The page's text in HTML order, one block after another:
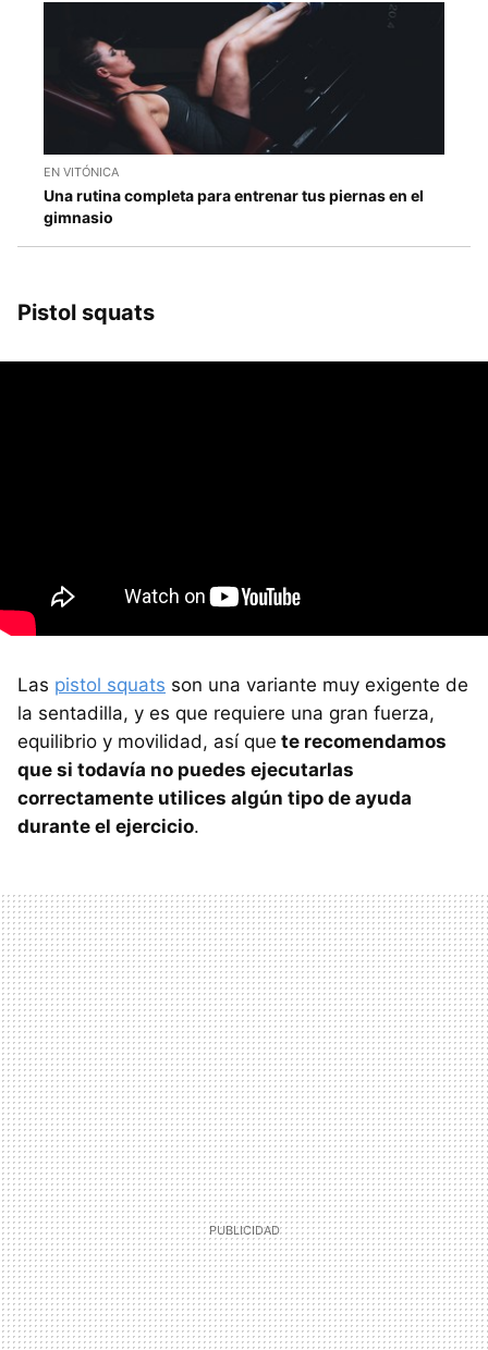
EN VITÓNICA
Una rutina completa para entrenar tus piernas en el
gimnasio
Pistol squats
Las pistol squats son una variante muy exigente de
la sentadilla, y es que requiere una gran fuerza,
equilibrio y movilidad, así que te recomendamos
que si todavía no puedes ejecutarlas
correctamente utilices algún tipo de ayuda
durante el ejercicio.